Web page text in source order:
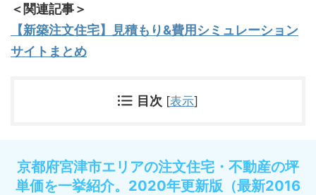
＜関連記事＞
【新築注文住宅】見積もり&費用シミュレーション
サイトまとめ
目次 [表示]
京都府宮津市エリアの注文住宅・不動産の坪
単価を一挙紹介。2020年更新版（最新2016